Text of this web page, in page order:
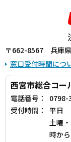
〒662-8567 兵庫県
窓口受付時間につ
西宮市総合コー
電話番号：
0798-
受付時間：
平日
土曜
時か